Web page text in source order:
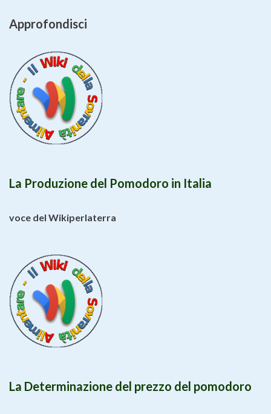
Approfondisci
La Produzione del Pomodoro in Italia
voce del Wikiperlaterra
La Determinazione del prezzo del pomodoro